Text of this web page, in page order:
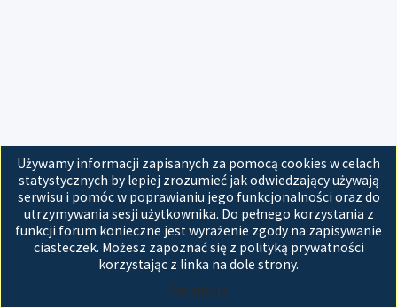
Używamy informacji zapisanych za pomocą cookies w celach
statystycznych by lepiej zrozumieć jak odwiedzający używają
serwisu i pomóc w poprawianiu jego funkcjonalności oraz do
utrzymywania sesji użytkownika. Do pełnego korzystania z
funkcji forum konieczne jest wyrażenie zgody na zapisywanie
ciasteczek. Możesz zapoznać się z polityką prywatności
korzystając z linka na dole strony.
Akceptuję